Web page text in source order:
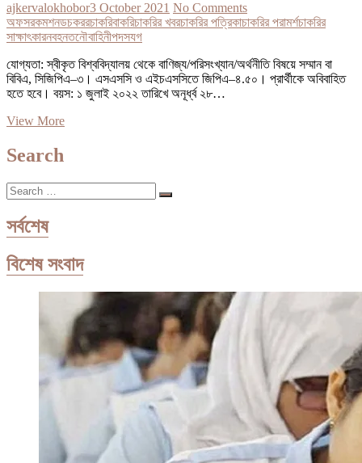
ajkervalokhobor3 October 2021 No Comments
অফসরকমশনডচকররচাকরিবাকরিচাকরির খবরচাকরির পত্রিকাচাকরির পরামর্শচাকরির
সাক্ষাৎকারনবহনতনৌবাহিনীপদসযগ
যোগ্যতা: স্বীকৃত বিশ্ববিদ্যালয় থেকে বাণিজ্য/পরিসংখ্যান/অর্থনীতি বিষয়ে সম্মান বা
বিবিএ, সিজিপিএ–৩। এসএসসি ও এইচএসসিতে জিপিএ–৪.৫০। প্রার্থীকে অবিবাহিত
হতে হবে। বয়স: ১ জুলাই ২০২২ তারিখে অনূর্ধ্ব ২৮…
View Moreনৌবাহিনীতে
Search
Search
…
সর্বশেষ
বিশেষ সংবাদ